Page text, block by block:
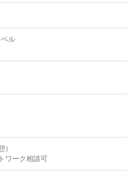
ル
ワーク相談可